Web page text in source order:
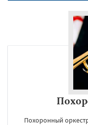
Похоронный